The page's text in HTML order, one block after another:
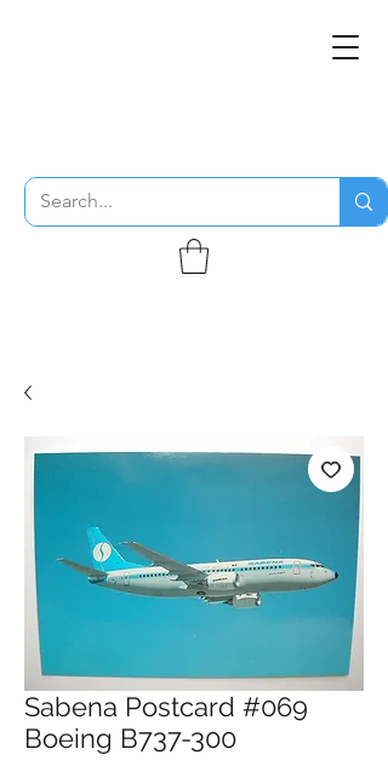
Sabena Postcard #069
Boeing B737-300